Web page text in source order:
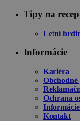
Tipy na
Letní
Informácie
Kariéra
Ochrana
Kontakt